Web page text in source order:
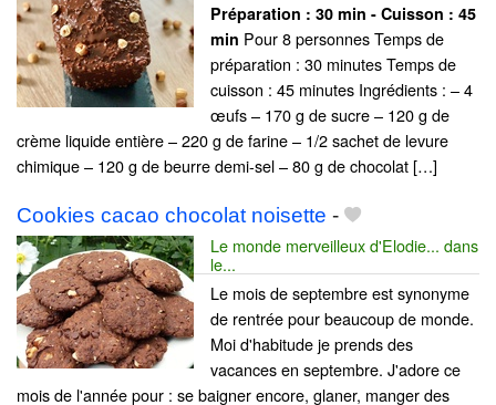
Préparation : 30 min - Cuisson : 45
min Pour 8 personnes Temps de
préparation : 30 minutes Temps de
cuisson : 45 minutes Ingrédients : – 4
œufs – 170 g de sucre – 120 g de
crème liquide entière – 220 g de farine – 1/2 sachet de levure
chimique – 120 g de beurre demi-sel – 80 g de chocolat […]
Cookies cacao chocolat noisette -
Le monde merveilleux d'Elodie... dans
le...
Le mois de septembre est synonyme
de rentrée pour beaucoup de monde.
Moi d'habitude je prends des
vacances en septembre. J'adore ce
mois de l'année pour : se baigner encore, glaner, manger des